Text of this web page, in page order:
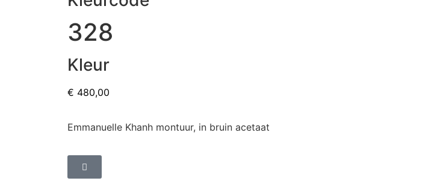
328
Kleur
€ 480,00
Emmanuelle Khanh montuur, in bruin acetaat